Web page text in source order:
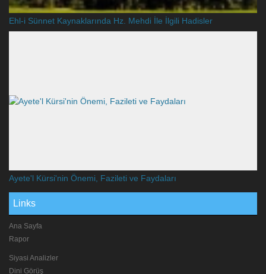
Ehl-i Sünnet Kaynaklarında Hz. Mehdi İle İlgili Hadisler
Ayete'l Kürsi'nin Önemi, Fazileti ve Faydaları
Links
Ana Sayfa
Rapor
Siyasi Analizler
Dini Görüş